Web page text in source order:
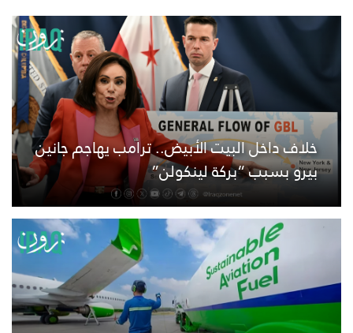
خلاف داخل البيت الأبيض.. ترامب يهاجم جانين
بيرو بسبب “بركة لينكولن”